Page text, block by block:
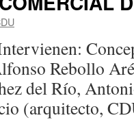
Rebollo
del Río,
(arquitecto,